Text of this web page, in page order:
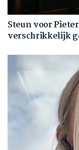
Steun voor
verschrikkelijk